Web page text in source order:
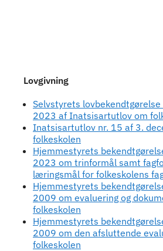
Lovgivning
Selvstyrets
2023 af Inatsisartutlov om
Inatsisartutlov nr. 15 af 3.
folkeskolen
Hjemmestyrets
2023 om trinformål samt
læringsmål for folkeskolens
Hjemmestyrets
2009 om evaluering og
folkeskolen
Hjemmestyrets
2009 om den afsluttende
folkeskolen